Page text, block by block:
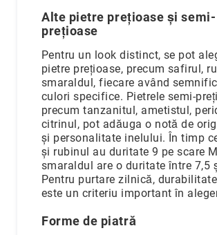
Alte pietre prețioase și semi-
prețioase
Pentru un look distinct, se pot
pietre prețioase, precum safirul,
smaraldul, fiecare având
culori specifice. Pietrele semi-
precum tanzanitul, ametistul,
citrinul, pot adăuga o notă de
și personalitate inelului. În timp
și rubinul au duritate 9 pe scare
smaraldul are o duritate între 7,5
Pentru purtare zilnică,
este un criteriu important în
Forme de piatră